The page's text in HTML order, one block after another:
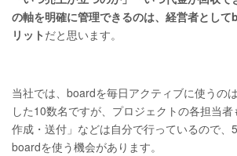
の軸を明確に管理できるのは、経営者とし
リット だと思います。
当社では、boardを毎日アクティブに使うの
した10数名ですが、プロジェクトの各担当
作成・送付」などは自分で行っているので、
boardを使う機会があります。